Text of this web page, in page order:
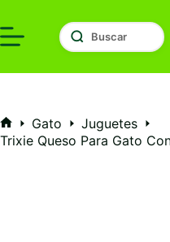
al
contenido
Inicio
Gato
Juguetes
Trixie Queso Para Gato